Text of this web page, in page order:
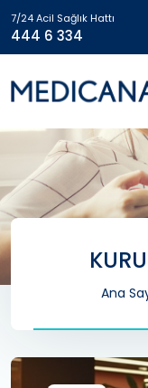
7/24 Acil Sağlık Hattı
444 6 334
Ana